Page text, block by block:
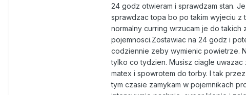
24 godz otwieram i sprawdzam stan.
sprawdzac topa bo po takim wyjeciu z
normalny curring wrzucam je do
pojemnosci.Zostawiac na 24 godz i
codziennie zeby wymienic powietrze.
tylko co tydzien. Musisz ciagle
matex i spowrotem do torby. I tak
tym czasie zamykam w pojemnikach